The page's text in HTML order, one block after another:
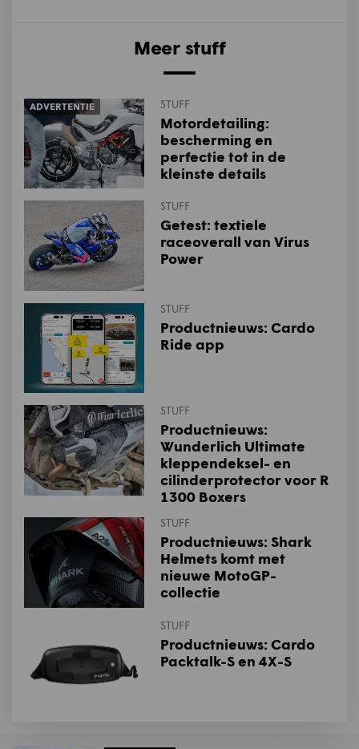
Meer stuff
ADVERTENTIE STUFF
Motordetailing:
bescherming en
perfectie tot in de
kleinste details
STUFF
Getest: textiele
raceoverall van Virus
Power
STUFF
Productnieuws: Cardo
Ride app
STUFF
Productnieuws:
Wunderlich Ultimate
kleppendeksel- en
cilinderprotector voor R
1300 Boxers
STUFF
Productnieuws: Shark
Helmets komt met
nieuwe MotoGP-
collectie
STUFF
Productnieuws: Cardo
Packtalk-S en 4X-S